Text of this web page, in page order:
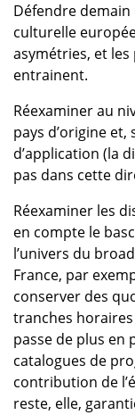
Défendre
culturelle
asymétries, et
entrainent.
Réexaminer au
pays d’origine
d’application (la
pas dans cette
Réexaminer les
en compte le
l’univers du
France, par
conserver des
tranches horaires
passe de plus en
catalogues de
contribution de
reste, elle,